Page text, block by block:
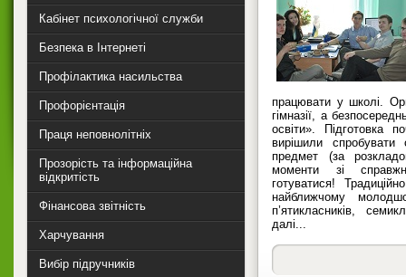
працювати у школі.
гімназії, а
освіти». Підготовка
вирішили
предмет (за
моменти зі
готуватися!
найближчому
п’ятикласників,
далі...
Кабінет психологічної служби
Безпека в Інтернеті
Профілактика насильства
Профорієнтація
Праця неповнолітніх
Прозорість та інформаційна
відкритість
Фінансова звітність
Харчування
Вибір підручників